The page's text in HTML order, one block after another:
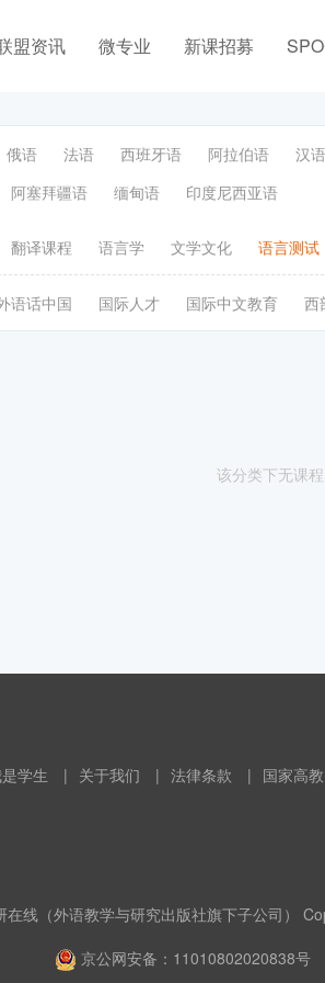
盟资讯 微专业 新课招募
俄语 法语 西班牙语 阿拉伯语 汉语
阿塞拜疆语 缅甸语 印度尼西亚语
翻译课程 语言学 文学文化 语言测试
语话中国 国际人才 国际中文教育 西
该分类下无课程
学生 | 关于我们 | 法律条款 | 国家高
在线（外语教学与研究出版社旗下子公司）
京公网安备：11010802020838号